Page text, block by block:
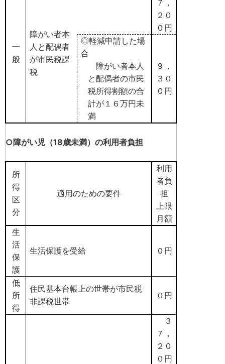
一
般
障がい者本
人と配偶者
が市民税課
税
７，
２０
０円
◎軽減申請した場
合
障がい者本人
と配偶者の市民
税所得割額の合
計が１６万円未
満
９，
３０
０円
○障がい児（18歳未満）の利用者負担
所
得
区
分
適用のための要件
利用
者負
担
上限
月額
生
活
保
護
生活保護を受給 ０円
低
所
得
住民基本台帳上の世帯が市民税
非課税世帯
０円
３
７，
２０
０円